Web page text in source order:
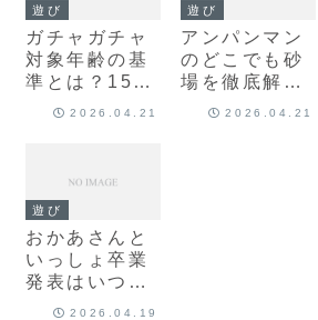
遊び
ガチャガチャ
対象年齢の基
準とは？15歳
以上の意味を
2026.04.21
遊び
アンパンマン
のどこでも砂
場を徹底解説
｜口コミや遊
2026.04.21
遊び
おかあさんと
いっしょ卒業
発表はいつ？
時期と子ども
2026.04.19